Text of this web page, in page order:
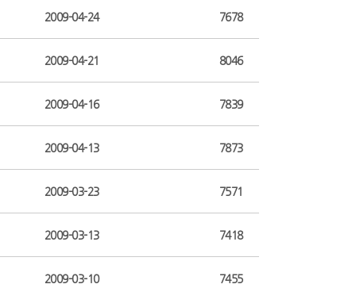
2009-04-24 7678
2009-04-21 8046
2009-04-16 7839
2009-04-13 7873
2009-03-23 7571
2009-03-13 7418
2009-03-10 7455